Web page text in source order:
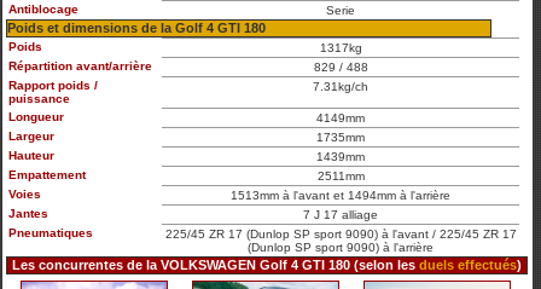
Antiblocage
Serie
Poids et dimensions de la Golf 4 GTI 180
Poids
1317kg
Répartition avant/arrière
829 / 488
Rapport poids /
puissance
7.31kg/ch
Longueur
4149mm
Largeur
1735mm
Hauteur
1439mm
Empattement
2511mm
Voies
1513mm à l'avant et 1494mm à l'arrière
Jantes
7 J 17 alliage
Pneumatiques
225/45 ZR 17 (Dunlop SP sport 9090) à l'avant / 225/45 ZR 17
(Dunlop SP sport 9090) à l'arrière
Les concurrentes de la VOLKSWAGEN Golf 4 GTI 180 (selon lesduels effectués)